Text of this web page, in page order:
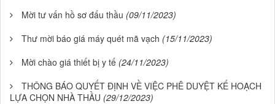
Mời tư vấn hồ sơ đấu thầu (09/11/2023)
Thư mời báo giá máy quét mã vạch (15/11/2023)
Mời chào giá thiết bị y tế (24/11/2023)
THÔNG BÁO QUYẾT ĐỊNH VỀ VIỆC PHÊ DUYỆT KẾ HOẠCH
LỰA CHỌN NHÀ THẦU (29/12/2023)